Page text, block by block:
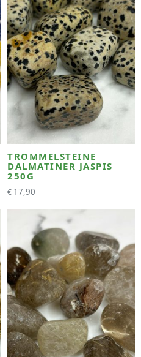
TROMMELSTEINE
DALMATINER JASPIS
250G
€ 17,90